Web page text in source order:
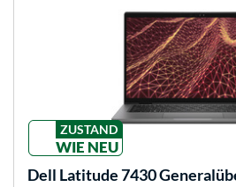
ZUSTAND
WIE NEU
Dell Latitude 7430